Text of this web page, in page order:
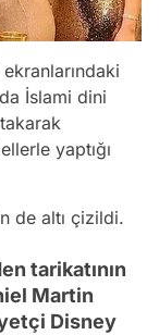
ekranlarındaki
İslami dini
yaptığı
de altı çizildi.
tarikatının
Martin
Disney